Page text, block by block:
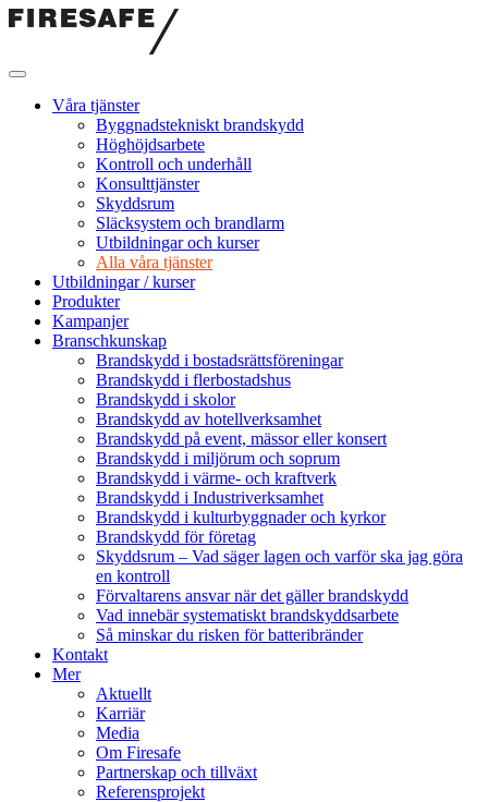
Hoppa
Firesafe
Våra tjänster
Byggnadstekniskt brandskydd
Höghöjdsarbete
Kontroll och underhåll
Konsulttjänster
Skyddsrum
Släcksystem och brandlarm
Utbildningar och kurser
Alla våra tjänster
Utbildningar / kurser
Produkter
Kampanjer
Branschkunskap
Brandskydd i bostadsrättsföreningar
Brandskydd i flerbostadshus
Brandskydd i skolor
Brandskydd av hotellverksamhet
Brandskydd på event, mässor eller konsert
Brandskydd i miljörum och soprum
Brandskydd i värme- och kraftverk
Brandskydd i Industriverksamhet
Brandskydd i kulturbyggnader och kyrkor
Brandskydd för företag
Skyddsrum – Vad säger lagen och varför ska jag göra
en kontroll
Förvaltarens ansvar när det gäller brandskydd
Vad innebär systematiskt brandskyddsarbete
Så minskar du risken för batteribränder
Kontakt
Mer
Aktuellt
Karriär
Media
Om Firesafe
Partnerskap och tillväxt
Referensprojekt